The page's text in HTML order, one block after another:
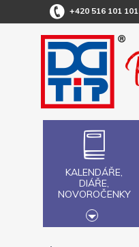
+420 516 101 101
KALENDÁŘE,
DIÁŘE,
NOVOROČENKY